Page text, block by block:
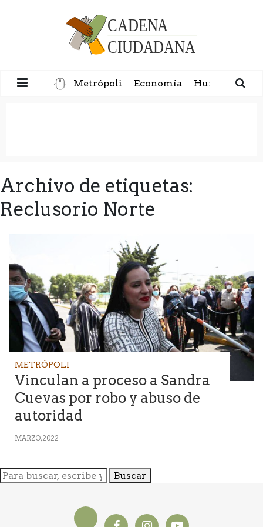
Metrópoli Economía Humanidad
Archivo de etiquetas:
Reclusorio Norte
METRÓPOLI
Vinculan a proceso a Sandra
Cuevas por robo y abuso de
autoridad
MARZO, 2022
Buscar